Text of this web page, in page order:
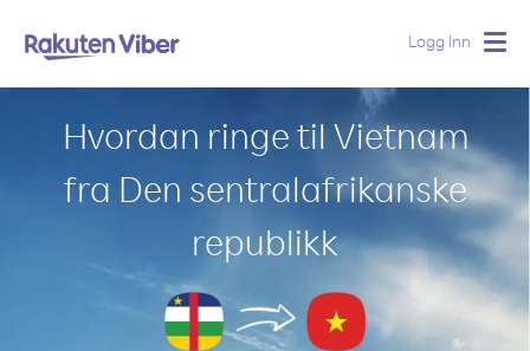
Logg Inn
Hvordan ringe til Vietnam
fra Den sentralafrikanske
republikk